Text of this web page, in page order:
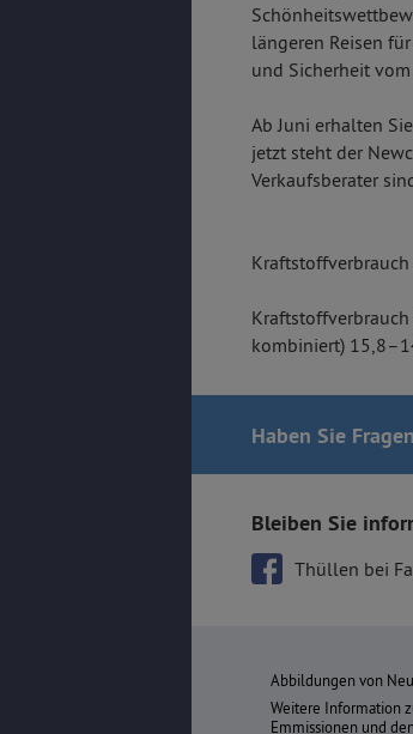
längeren Reisen
und Sicherheit
Ab Juni erhalten
jetzt steht der
Verkaufsberater
kombiniert)
Haben Sie Fragen
Bleiben Sie
Thüllen bei
Abbildungen von
Weitere Information
Emmissionen und